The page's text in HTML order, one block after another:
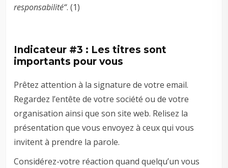
responsabilité“. (1)
Indicateur #3 : Les titres sont
importants pour vous
Prêtez attention à la signature de votre email.
Regardez l’entête de votre société ou de votre
organisation ainsi que son site web. Relisez la
présentation que vous envoyez à ceux qui vous
invitent à prendre la parole.
Considérez-votre réaction quand quelqu’un vous